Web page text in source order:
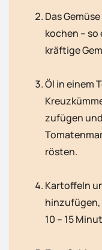
Das
kochen –
kräftige
Öl in einem
zufügen
rösten.
Kartoffeln
hinzufügen,
10 – 15